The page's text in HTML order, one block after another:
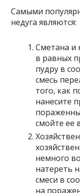
Самыми
недуга являются:
Сметана и
в равных
пудру в
смесь
того, как
нанесите
смойте ее
немного
натереть
смеси в
на